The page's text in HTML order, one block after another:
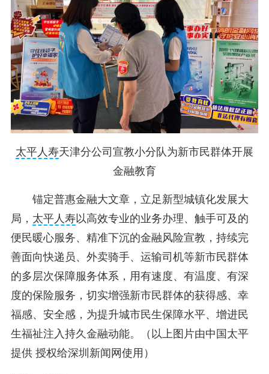
太平人寿天津分公司宣教小分队为新市民群体开展
金融教育
锚定普惠金融大文章，立足新型城镇化发展大
局， 太平人寿以高效专业的业务办理、触手可及的
便民暖心服务、精准下沉的金融风险宣教，持续完
善面向快递员、外卖骑手、运输司机等新市民群体
的多层次保障服务体系，用有速度、有温度、有深
度的保险服务，切实增强新市民群体的获得感、幸
福感、安全感，为提升城市民生保障水平、增进民
生福祉注入持久金融动能。（以上图片由中国太平
提供 授权给深圳新闻网使用）